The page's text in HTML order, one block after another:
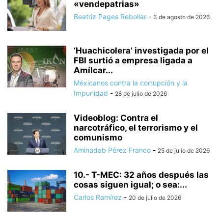
«vendepatrias»
Beatriz Pages Rebollar - 3 de agosto de 2026
‘Huachicolera’ investigada por el
FBI surtió a empresa ligada a
Amílcar...
Méxicanos contra la corrupción y la
Impunidad - 28 de julio de 2026
Videoblog: Contra el
narcotráfico, el terrorismo y el
comunismo
Aminadab Pérez Franco - 25 de julio de 2026
10.- T-MEC: 32 años después las
cosas siguen igual; o sea:...
Carlos Ramírez - 20 de julio de 2026